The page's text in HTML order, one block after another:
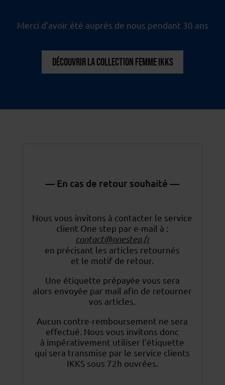
Merci d’avoir été auprès de nous pendant 30 ans
DÉCOUVRIR LA COLLECTION FEMME IKKS
— En cas de retour souhaité —
Nous vous invitons à contacter le service
client One step par e-mail à :
contact@onestep.fr
en précisant les articles retournés
et le motif de retour.
Une étiquette prépayée vous sera
alors envoyée par mail afin de retourner
vos articles.
Aucun contre-remboursement ne sera
effectué. Nous vous invitons donc
à impérativement utiliser l’étiquette
qui sera transmise par le service clients
IKKS sous 72h ouvrées.